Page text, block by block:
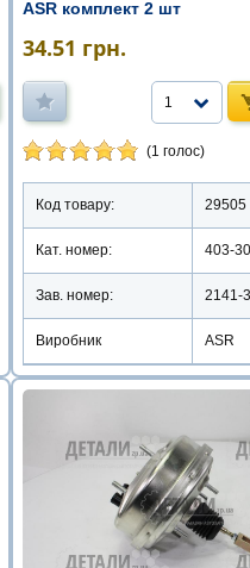
ASR комплект 2 шт
34.51 грн.
1
(1 голос)
Код товару: 29505
Кат. номер: 403-
Зав. номер:
Виробник ASR